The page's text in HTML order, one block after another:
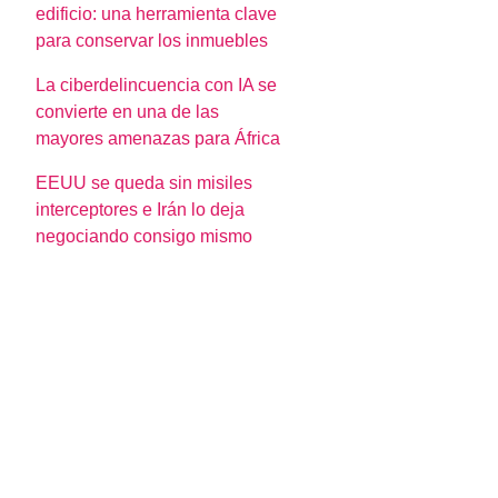
edificio: una herramienta clave
para conservar los inmuebles
La ciberdelincuencia con IA se
convierte en una de las
mayores amenazas para África
EEUU se queda sin misiles
interceptores e Irán lo deja
negociando consigo mismo